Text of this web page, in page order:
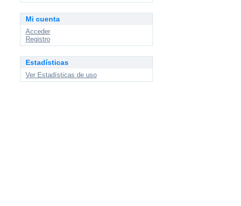
Mi cuenta
Acceder
Registro
Estadísticas
Ver Estadísticas de uso